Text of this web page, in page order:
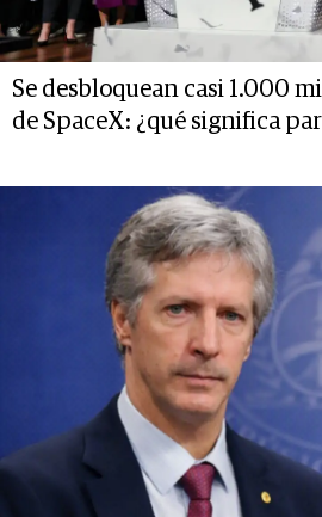
Se desbloquean casi 1.000
de SpaceX: ¿qué significa